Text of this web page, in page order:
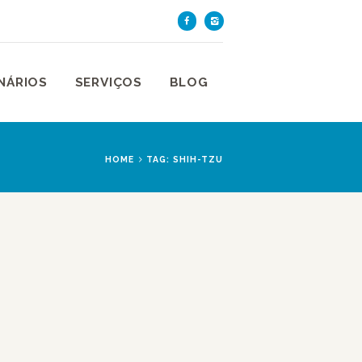
SERVIÇOS BLOG
HOME TAG: SHIH-TZU
DE SÃO PAULO